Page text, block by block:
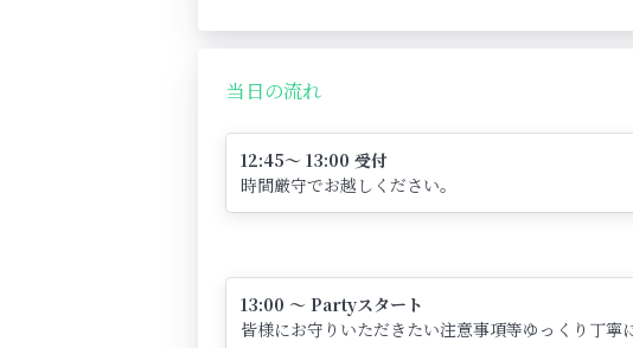
当日の流れ
12:45～ 13:00 受付
時間厳守でお越しください。
13:00 ～ Partyスタート
皆様にお守りいただきたい注意事項等ゆっくり丁寧